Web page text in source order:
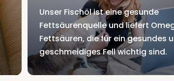
Unser Fischöl ist eine gesunde
Fettsäurenquelle und liefert
Fettsäuren, die für ein gesundes
geschmeidiges Fell wichtig sind.